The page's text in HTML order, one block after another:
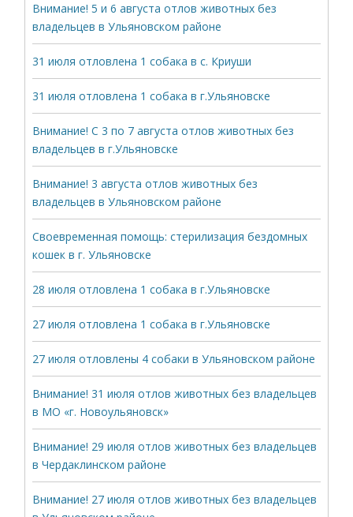
Внимание! 5 и 6 августа отлов животных без
владельцев в Ульяновском районе
31 июля отловлена 1 собака в с. Криуши
31 июля отловлена 1 собака в г.Ульяновске
Внимание! С 3 по 7 августа отлов животных без
владельцев в г.Ульяновске
Внимание! 3 августа отлов животных без
владельцев в Ульяновском районе
Своевременная помощь: стерилизация бездомных
кошек в г. Ульяновске
28 июля отловлена 1 собака в г.Ульяновске
27 июля отловлена 1 собака в г.Ульяновске
27 июля отловлены 4 собаки в Ульяновском районе
Внимание! 31 июля отлов животных без владельцев
в МО «г. Новоульяновск»
Внимание! 29 июля отлов животных без владельцев
в Чердаклинском районе
Внимание! 27 июля отлов животных без владельцев